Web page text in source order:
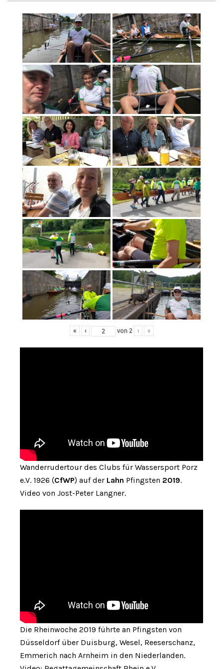
« ‹ von 2 › »
Wanderrudertour des Clubs für Wassersport Porz
e.V. 1926 (CfWP) auf der Lahn Pfingsten 2019.
Video von Jost-Peter Langner.
Die Rheinwoche 2019 führte an Pfingsten von
Düsseldorf über Duisburg, Wesel, Reeserschanz,
Emmerich nach Arnheim in den Niederlanden.